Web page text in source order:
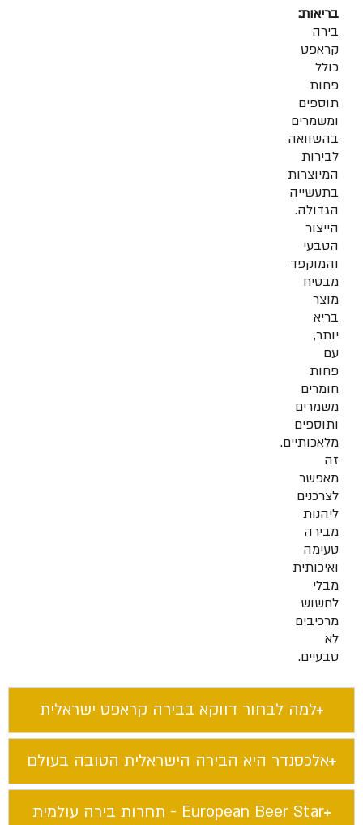
בריאות:
בירה
קראפט
כולל
פחות
תוספים
ומשמרים
בהשוואה
לבירות
המיוצרות
בתעשייה
הגדולה.
הייצור
הטבעי
והמוקפד
מבטיח
מוצר
בריא
יותר,
עם
פחות
חומרים
משמרים
ותוספים
מלאכותיים.
זה
מאפשר
לצרכנים
ליהנות
מבירה
טעימה
ואיכותית
מבלי
לחשוש
מרכיבים
לא
טבעיים.
למה לבחור דווקא בבירה קראפט ישראלית​
אלכסנדר היא הבירה הישראלית הטובה בעולם​
European Beer Star​ - תחרות בירה עולמית